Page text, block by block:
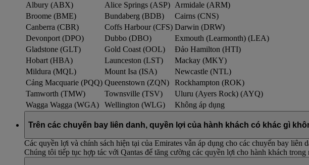
Albury (ABX) Alice Springs (ASP) Armidale (ARM)
Broome (BME)
Bundaberg (BDB)
Cairns (CNS)
Canberra (CBR)
Coffs Harbour (CFS) Darwin (DRW)
Devonport (DPO)
Dubbo (DBO)
Exmouth (Learmonth) (LEA)
Gladstone (GLT)
Gold Coast (OOL)
Đảo Hamilton (HTI)
Hobart (HBA)
Launceston (LST)
Mackay (MKY)
Mildura (MQL)
Mount Isa (ISA)
Newcastle (NTL)
Cảng Macquarie (PQQ) Queenstown (ZQN)
Rockhampton (ROK)
Tamworth (TMW)
Townsville (TSV)
Uluru (Ayers Rock) (AYQ)
Wagga Wagga (WGA)
Wellington (WLG) Không áp dụng
Trên các chuyến bay liên danh, quyền lợi của hành khách có khác gì
Các quyền lợi và chính sách hiện tại của Emirates vẫn áp dụng cho các chuyến bay
Chúng tôi tiếp tục hợp tác với Qantas để tăng cường các quyền lợi cho hành khách